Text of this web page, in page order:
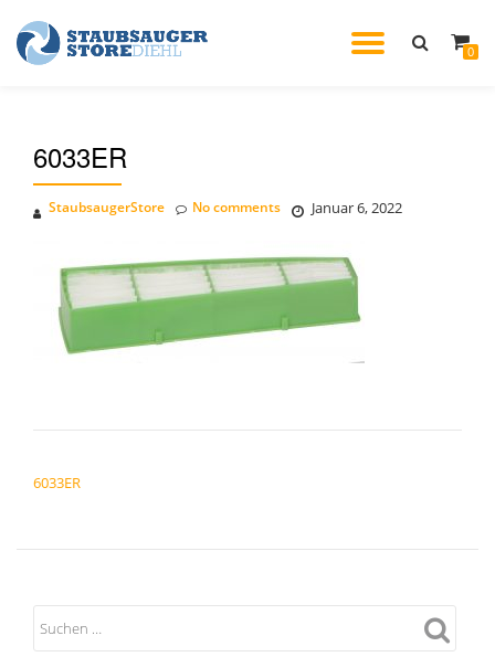
Skip
0
6033ER
StaubsaugerStore Januar 6, 2022
No comments
6033ER